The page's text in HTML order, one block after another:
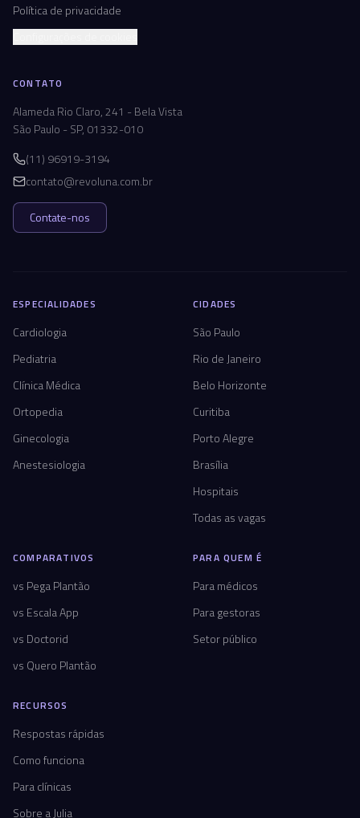
Política de privacidade
CONTATO
Alameda Rio Claro, 241 - Bela Vista
São Paulo - SP, 01332-010
(11) 96919-3194
contato@revoluna.com.br
Contate-nos
ESPECIALIDADES
Cardiologia
Pediatria
Clínica Médica
Ortopedia
Ginecologia
Anestesiologia
CIDADES
São Paulo
Rio de Janeiro
Belo Horizonte
Curitiba
Porto Alegre
Brasília
Hospitais
Todas as vagas
COMPARATIVOS
vs Pega Plantão
vs Escala App
vs Doctorid
vs Quero Plantão
PARA QUEM É
Para médicos
Para gestoras
Setor público
RECURSOS
Respostas rápidas
Como funciona
Para clínicas
Sobre a Julia